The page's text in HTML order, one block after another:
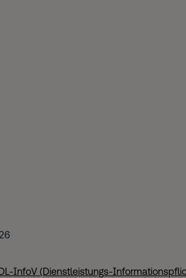
InfoV (Dienstleistungs-